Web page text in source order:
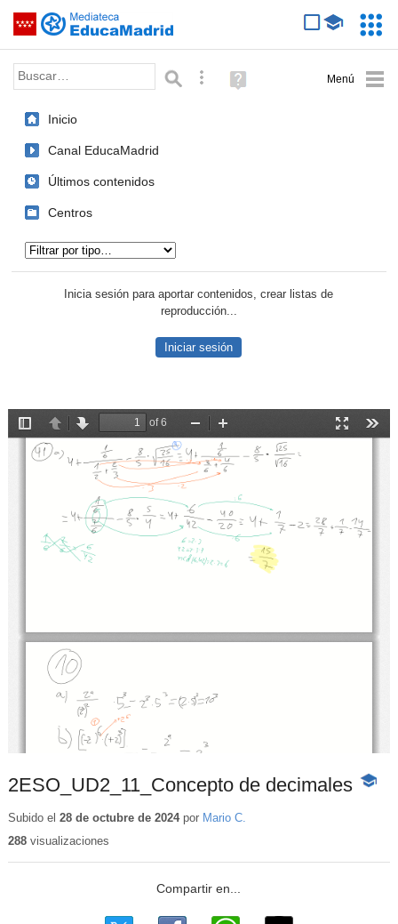
Saltar navegación
Palabra o frase: Búsqueda avanzada
Ayuda
(en
Inicio
Canal EducaMadrid
Últimos contenidos
Centros
Inicia sesión para aportar contenidos, crear listas de
reproducción...
Iniciar sesión
2ESO_UD2_11_Concepto de decimales -
Subido el 28 de octubre de 2024por Mario C.
288visualizaciones